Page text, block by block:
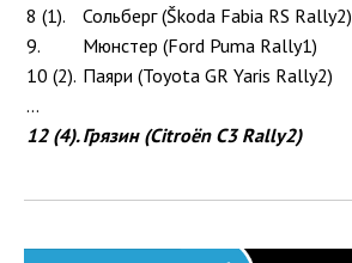
8 (1).
Сольберг (Škoda Fabia RS Rally2)
9.
Мюнстер (Ford Puma Rally1)
10 (2). Паяри (Toyota GR Yaris Rally2)
...
12 (4).Грязин (Citroën C3 Rally2)